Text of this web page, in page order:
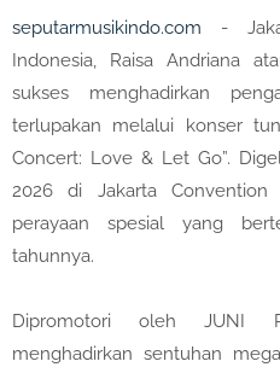
seputarmusikindo.com -
Indonesia, Raisa Andriana
sukses menghadirkan
terlupakan melalui konser
Concert: Love & Let Go”.
2026 di Jakarta
perayaan spesial yang
tahunnya.
Dipromotori oleh JUNI
menghadirkan sentuhan